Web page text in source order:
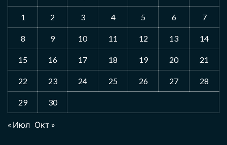
1 2 3 4 5 6 7
8 9 10 11 12 13 14
15 16 17 18 19 20 21
22 23 24 25 26 27 28
29 30
« Июл Окт »